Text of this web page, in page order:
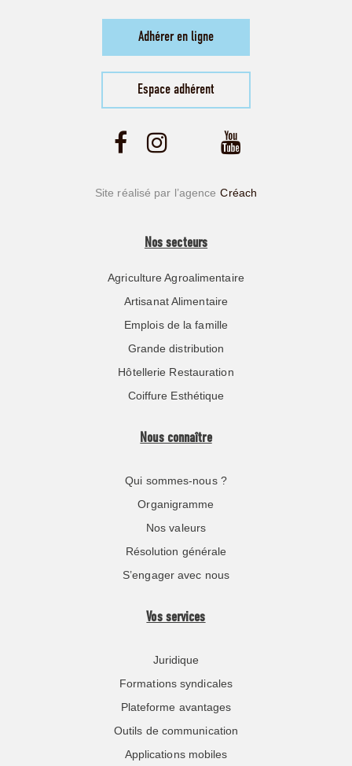
Adhérer en ligne
Espace adhérent
Site réalisé par l’agence Créach
Nos secteurs
Agriculture Agroalimentaire
Artisanat Alimentaire
Emplois de la famille
Grande distribution
Hôtellerie Restauration
Coiffure Esthétique
Nous connaître
Qui sommes-nous ?
Organigramme
Nos valeurs
Résolution générale
S’engager avec nous
Vos services
Juridique
Formations syndicales
Plateforme avantages
Outils de communication
Applications mobiles